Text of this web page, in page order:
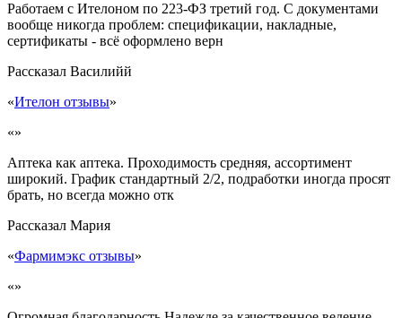
Работаем с Ителоном по 223-ФЗ третий год. С документами
вообще никогда проблем: спецификации, накладные,
сертификаты - всё оформлено верн
Рассказал Василийй
«Ителон отзывы»
«»
Аптека как аптека. Проходимость средняя, ассортимент
широкий. График стандартный 2/2, подработки иногда просят
брать, но всегда можно отк
Рассказал Мария
«Фармимэкс отзывы»
«»